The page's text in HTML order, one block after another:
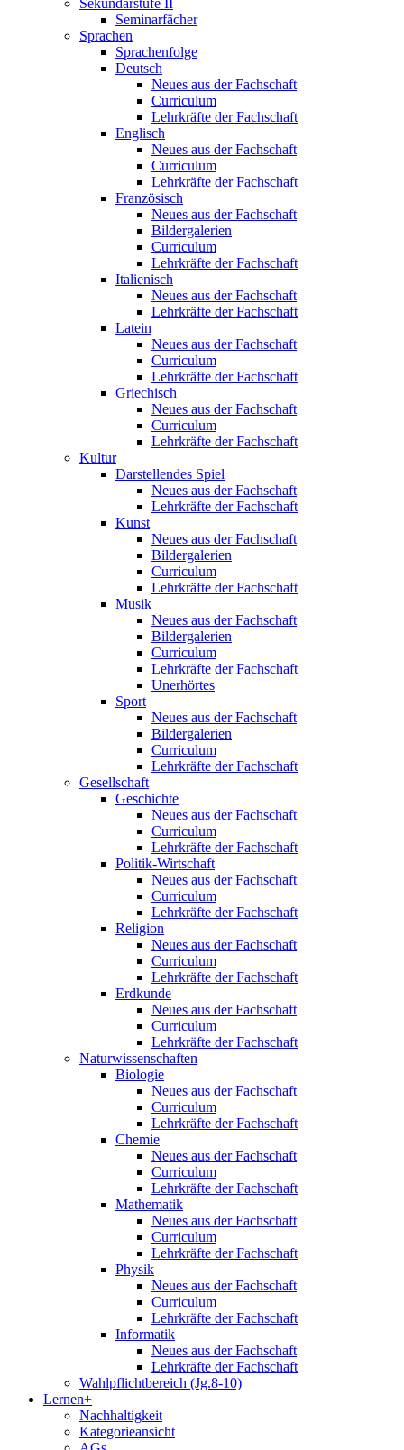
Sekundarstufe II
Seminarfächer
Sprachen
Sprachenfolge
Deutsch
Neues aus der Fachschaft
Curriculum
Lehrkräfte der Fachschaft
Englisch
Neues aus der Fachschaft
Curriculum
Lehrkräfte der Fachschaft
Französisch
Neues aus der Fachschaft
Bildergalerien
Curriculum
Lehrkräfte der Fachschaft
Italienisch
Neues aus der Fachschaft
Lehrkräfte der Fachschaft
Latein
Neues aus der Fachschaft
Curriculum
Lehrkräfte der Fachschaft
Griechisch
Neues aus der Fachschaft
Curriculum
Lehrkräfte der Fachschaft
Kultur
Darstellendes Spiel
Neues aus der Fachschaft
Lehrkräfte der Fachschaft
Kunst
Neues aus der Fachschaft
Bildergalerien
Curriculum
Lehrkräfte der Fachschaft
Musik
Neues aus der Fachschaft
Bildergalerien
Curriculum
Lehrkräfte der Fachschaft
Unerhörtes
Sport
Neues aus der Fachschaft
Bildergalerien
Curriculum
Lehrkräfte der Fachschaft
Gesellschaft
Geschichte
Neues aus der Fachschaft
Curriculum
Lehrkräfte der Fachschaft
Politik-Wirtschaft
Neues aus der Fachschaft
Curriculum
Lehrkräfte der Fachschaft
Religion
Neues aus der Fachschaft
Curriculum
Lehrkräfte der Fachschaft
Erdkunde
Neues aus der Fachschaft
Curriculum
Lehrkräfte der Fachschaft
Naturwissenschaften
Biologie
Neues aus der Fachschaft
Curriculum
Lehrkräfte der Fachschaft
Chemie
Neues aus der Fachschaft
Curriculum
Lehrkräfte der Fachschaft
Mathematik
Neues aus der Fachschaft
Curriculum
Lehrkräfte der Fachschaft
Physik
Neues aus der Fachschaft
Curriculum
Lehrkräfte der Fachschaft
Informatik
Neues aus der Fachschaft
Lehrkräfte der Fachschaft
Wahlpflichtbereich (Jg.8-10)
Lernen+
Nachhaltigkeit
Kategorieansicht